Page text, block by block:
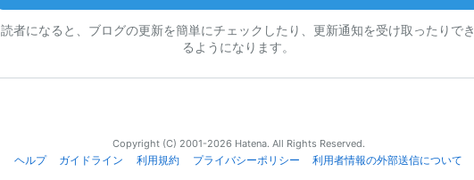
読者になると、ブログの更新を簡単にチェックしたり、更新通知を受け取ったりでき
るようになります。
Copyright (C) 2001-2026 Hatena. All Rights Reserved.
ヘルプ
ガイドライン 利用規約 プライバシーポリシー 利用者情報の外部送信について